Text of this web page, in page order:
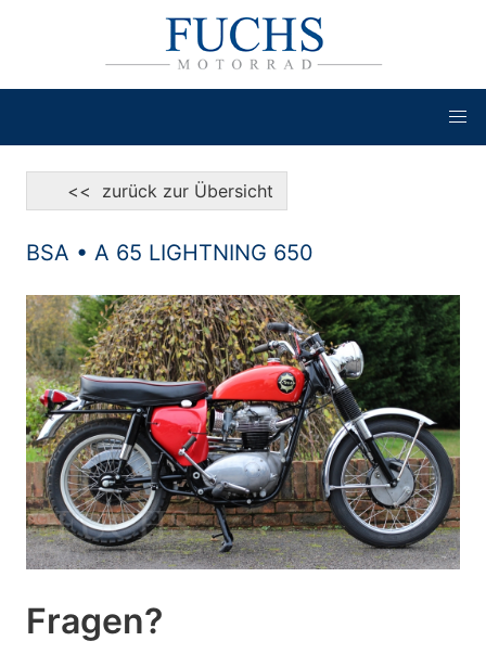
<< zurück zur Übersicht
BSA • A 65 LIGHTNING 650
Fragen?